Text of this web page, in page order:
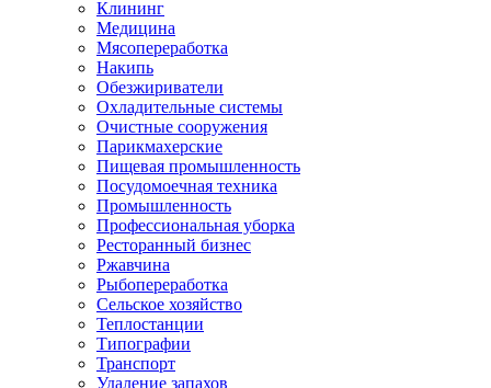
Клининг
Медицина
Мясопереработка
Накипь
Обезжириватели
Охладительные системы
Очистные сооружения
Парикмахерские
Пищевая промышленность
Посудомоечная техника
Промышленность
Профессиональная уборка
Ресторанный бизнес
Ржавчина
Рыбопереработка
Сельское хозяйство
Теплостанции
Типографии
Транспорт
Удаление запахов